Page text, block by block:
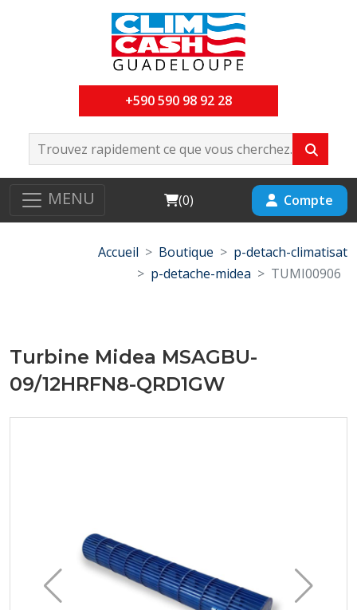
+590 590 98 92 28
MENU Cart
(0) Compte
Accueil Boutique
p-detach-climatisat
p-detache-midea
TUMI00906
Turbine Midea MSAGBU-
09/12HRFN8-QRD1GW